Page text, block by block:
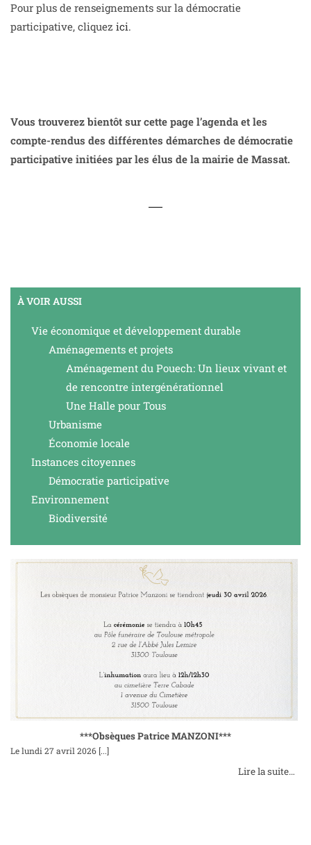
Pour plus de renseignements sur la démocratie
participative, cliquez ici.
Vous trouverez bientôt sur cette page l’agenda et les
compte-rendus des différentes démarches de démocratie
participative initiées par les élus de la mairie de Massat.
À VOIR AUSSI
Vie économique et développement durable
Aménagements et projets
Aménagement du Pouech: Un lieux vivant et
de rencontre intergénérationnel
Une Halle pour Tous
Urbanisme
Économie locale
Instances citoyennes
Démocratie participative
Environnement
Biodiversité
***Obsèques Patrice MANZONI***
Le lundi 27 avril 2026 [...]
Lire la suite…